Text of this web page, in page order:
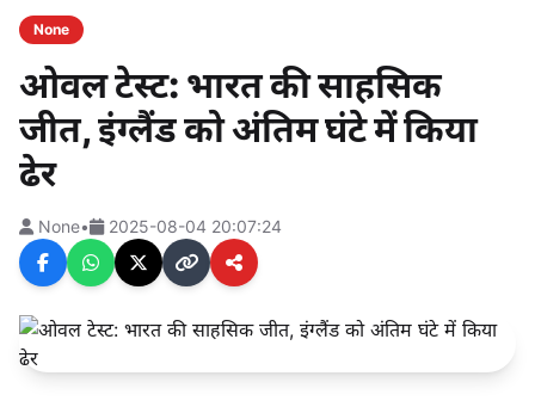
None
ओवल टेस्ट: भारत की साहसिक
जीत, इंग्लैंड को अंतिम घंटे में किया
ढेर
None• 2025-08-04 20:07:24